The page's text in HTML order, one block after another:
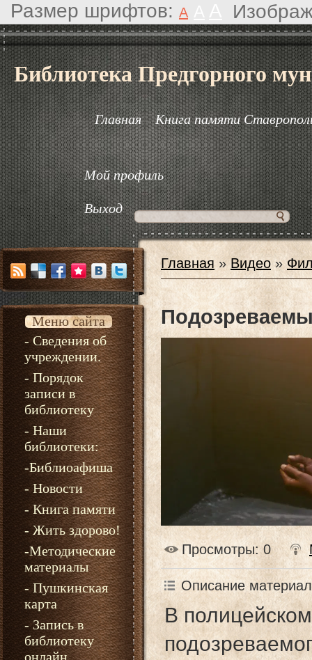
Размер шрифтов: A
Библиотека Предгорного
Главная Книга памяти
Мой профиль
Выход
Меню сайта
- Сведения об
учреждении.
- Порядок
записи в
библиотеку
- Наши
библиотеки:
-Библиоафиша
- Новости
- Книга памяти
- Жить здорово!
-Методические
материалы
- Пушкинская
карта
- Запись в
библиотеку
онлайн
Главная »Видео »
Просмотры: 0
Описание
В